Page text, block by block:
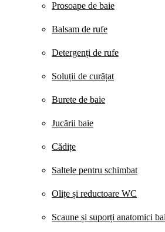
Prosoape de baie
Balsam de rufe
Detergenți de rufe
Soluții de curățat
Burete de baie
Jucării baie
Cădițe
Saltele pentru schimbat
Olițe și reductoare WC
Scaune și suporți anatomici